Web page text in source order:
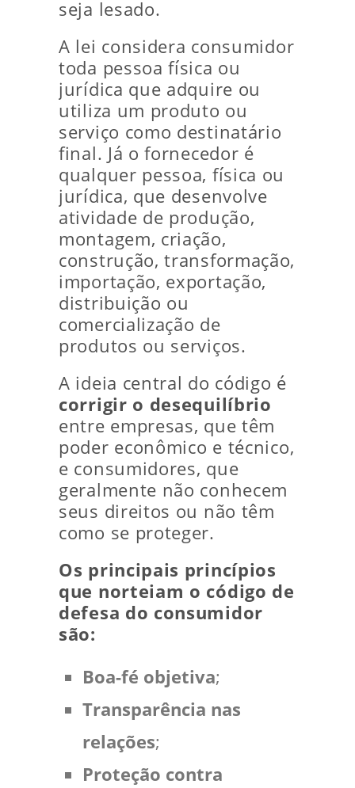
seja lesado.
A lei considera consumidor
toda pessoa física ou
jurídica que adquire ou
utiliza um produto ou
serviço como destinatário
final. Já o fornecedor é
qualquer pessoa, física ou
jurídica, que desenvolve
atividade de produção,
montagem, criação,
construção, transformação,
importação, exportação,
distribuição ou
comercialização de
produtos ou serviços.
A ideia central do código é
corrigir o desequilíbrio
entre empresas, que têm
poder econômico e técnico,
e consumidores, que
geralmente não conhecem
seus direitos ou não têm
como se proteger.
Os principais princípios
que norteiam o código de
defesa do consumidor
são:
Boa-fé objetiva;
Transparência nas
relações;
Proteção contra